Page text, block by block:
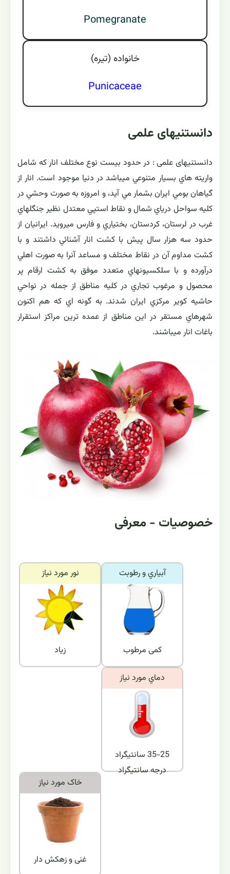
Pomegranate
خانواده (تيره)
Punicaceae
دانستنیهای علمی
دانستنیهای علمی : در حدود بیست نوع مختلف انار كه شامل
واريته هاي بسيار متنوعي ميباشد در دنیا موجود است. انار از
گياهان بومي ايران بشمار مي آيد، و امروزه به صورت وحشي در
كليه سواحل درياي شمال و نقاط استپي معتدل نظير جنگلهاي
غرب در لرستان، كردستان، بختياري و فارس ميرويد. ايرانيان از
حدود سه هزار سال پيش با كشت انار آشنائي داشتند و با
كشت مداوم آن در نقاط مختلف و مساعد آنرا به صورت اهلي
درآورده و با سلكسيونهاي متعدد موفق به كشت ارقام پر
محصول و مرغوب تجاري در كليه مناطق از جمله در نواحي
حاشيه كوير مركزي ايران شدند. به گونه اي كه هم اكنون
شهرهاي مستقر در اين مناطق از عمده ترين مراكز استقرار
باغات انار ميباشند.
خصوصیات - معرفی
نور مورد نياز
زیاد
آبياري و رطوبت
کمی مرطوب
دماي مورد نياز
35-25 سانتيگراد
درجه سانتیگراد
خاک مورد نياز
غنی و زهکش دار